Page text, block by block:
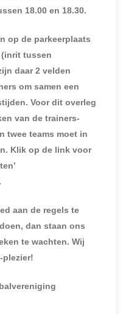
18.00 en 18.30.
op de parkeerplaats
tussen
daar 2 velden
om samen een
Voor dit overleg
van de trainers-
twee teams moet in
Klik op de link voor
.
aan de regels te
dan staan ons
te wachten. Wij
plezier!